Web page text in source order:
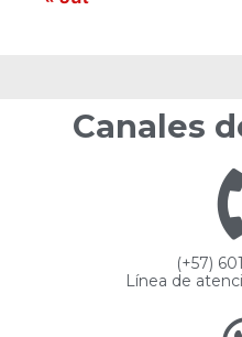
Canales
(+57)
Línea de